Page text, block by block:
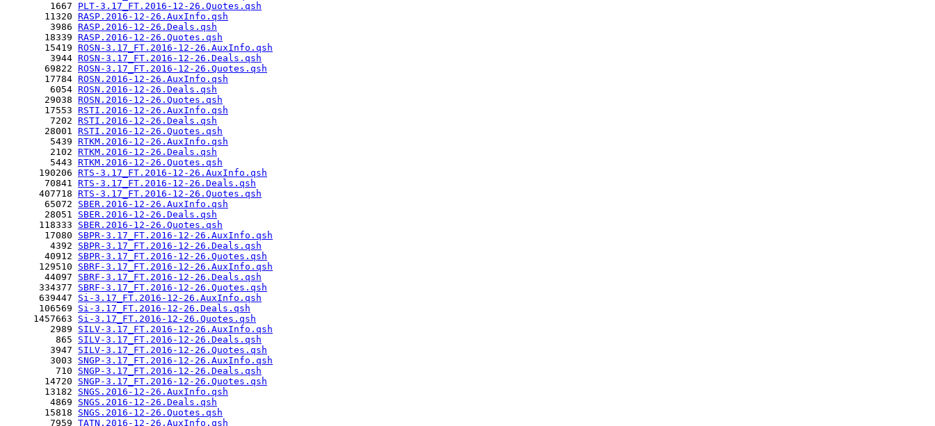
        1667
PLT-3.17_FT.2016-12-26.Quotes.qsh
       11320
RASP.2016-12-26.AuxInfo.qsh
        3986
RASP.2016-12-26.Deals.qsh
       18339
RASP.2016-12-26.Quotes.qsh
       15419
ROSN-3.17_FT.2016-12-26.AuxInfo.qsh
        3944
ROSN-3.17_FT.2016-12-26.Deals.qsh
       69822
ROSN-3.17_FT.2016-12-26.Quotes.qsh
       17784
ROSN.2016-12-26.AuxInfo.qsh
        6054
ROSN.2016-12-26.Deals.qsh
       29038
ROSN.2016-12-26.Quotes.qsh
       17553
RSTI.2016-12-26.AuxInfo.qsh
        7202
RSTI.2016-12-26.Deals.qsh
       28001
RSTI.2016-12-26.Quotes.qsh
        5439
RTKM.2016-12-26.AuxInfo.qsh
        2102
RTKM.2016-12-26.Deals.qsh
        5443
RTKM.2016-12-26.Quotes.qsh
      190206
RTS-3.17_FT.2016-12-26.AuxInfo.qsh
       70841
RTS-3.17_FT.2016-12-26.Deals.qsh
      407718
RTS-3.17_FT.2016-12-26.Quotes.qsh
       65072
SBER.2016-12-26.AuxInfo.qsh
       28051
SBER.2016-12-26.Deals.qsh
      118333
SBER.2016-12-26.Quotes.qsh
       17080
SBPR-3.17_FT.2016-12-26.AuxInfo.qsh
        4392
SBPR-3.17_FT.2016-12-26.Deals.qsh
       40912
SBPR-3.17_FT.2016-12-26.Quotes.qsh
      129510
SBRF-3.17_FT.2016-12-26.AuxInfo.qsh
       44097
SBRF-3.17_FT.2016-12-26.Deals.qsh
      334377
SBRF-3.17_FT.2016-12-26.Quotes.qsh
      639447
Si-3.17_FT.2016-12-26.AuxInfo.qsh
      106569
Si-3.17_FT.2016-12-26.Deals.qsh
     1457663
Si-3.17_FT.2016-12-26.Quotes.qsh
        2989
SILV-3.17_FT.2016-12-26.AuxInfo.qsh
         865
SILV-3.17_FT.2016-12-26.Deals.qsh
        3947
SILV-3.17_FT.2016-12-26.Quotes.qsh
        3003
SNGP-3.17_FT.2016-12-26.AuxInfo.qsh
         710
SNGP-3.17_FT.2016-12-26.Deals.qsh
       14720
SNGP-3.17_FT.2016-12-26.Quotes.qsh
       13182
SNGS.2016-12-26.AuxInfo.qsh
        4869
SNGS.2016-12-26.Deals.qsh
       15818
SNGS.2016-12-26.Quotes.qsh
        7959
TATN.2016-12-26.AuxInfo.qsh